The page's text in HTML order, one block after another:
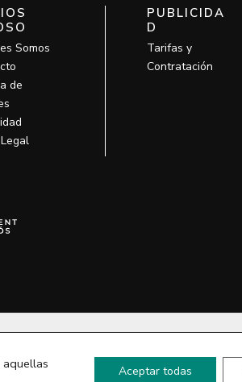
Somos
de
PUBLICIDA
D
Tarifas y
Contratación
Aceptar todas